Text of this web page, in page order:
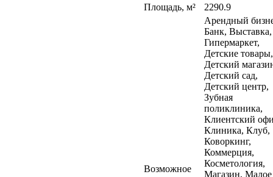
Площадь, м²
2290.9
Возможное
Арендный
Банк, Выставка,
Гипермаркет,
Детские товары,
Детский
Детский сад,
Детский центр,
Зубная
поликлиника,
Клиентский
Клиника, Клуб,
Коворкинг,
Коммерция,
Косметология,
Магазин, Малое